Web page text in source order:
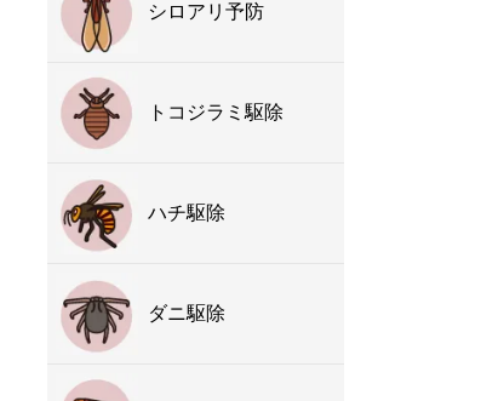
シロアリ予防
トコジラミ駆除
ハチ駆除
ダニ駆除